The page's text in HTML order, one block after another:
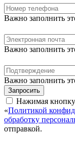
Важно заполнить
Важно заполнить
Важно заполнить
Запросить
Нажимая
«Политикой
обработку
отправкой.